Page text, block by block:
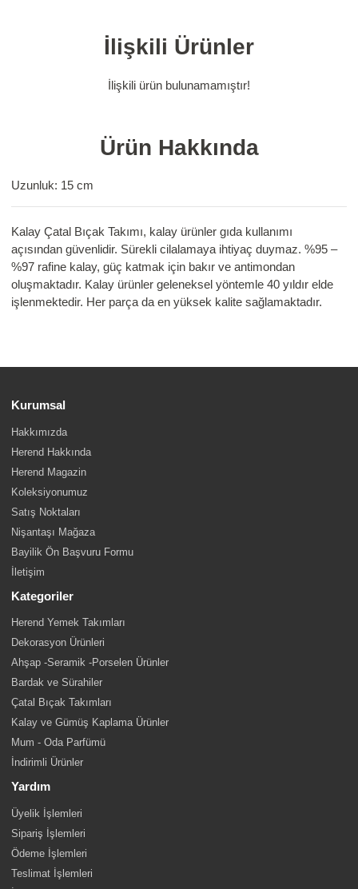
İlişkili Ürünler
İlişkili ürün bulunamamıştır!
Ürün Hakkında
Uzunluk: 15 cm
Kalay Çatal Bıçak Takımı, kalay ürünler gıda kullanımı
açısından güvenlidir. Sürekli cilalamaya ihtiyaç duymaz. %95 –
%97 rafine kalay, güç katmak için bakır ve antimondan
oluşmaktadır. Kalay ürünler geleneksel yöntemle 40 yıldır elde
işlenmektedir. Her parça da en yüksek kalite sağlamaktadır.
Kurumsal
Hakkımızda
Herend Hakkında
Herend Magazin
Koleksiyonumuz
Satış Noktaları
Nişantaşı Mağaza
Bayilik Ön Başvuru Formu
İletişim
Kategoriler
Herend Yemek Takımları
Dekorasyon Ürünleri
Ahşap -Seramik -Porselen Ürünler
Bardak ve Sürahiler
Çatal Bıçak Takımları
Kalay ve Gümüş Kaplama Ürünler
Mum - Oda Parfümü
İndirimli Ürünler
Yardım
Üyelik İşlemleri
Sipariş İşlemleri
Ödeme İşlemleri
Teslimat İşlemleri